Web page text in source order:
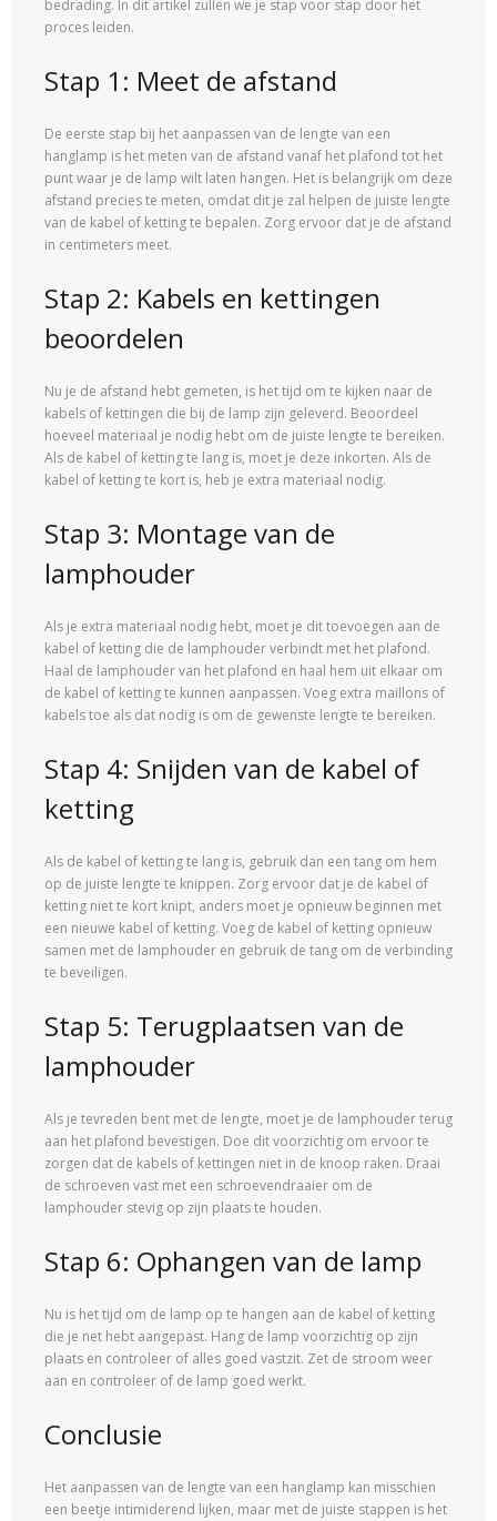
bedrading. In dit artikel zullen we je stap voor stap door het
proces leiden.
Stap 1: Meet de afstand
De eerste stap bij het aanpassen van de lengte van een
hanglamp is het meten van de afstand vanaf het plafond tot het
punt waar je de lamp wilt laten hangen. Het is belangrijk om deze
afstand precies te meten, omdat dit je zal helpen de juiste lengte
van de kabel of ketting te bepalen. Zorg ervoor dat je de afstand
in centimeters meet.
Stap 2: Kabels en kettingen
beoordelen
Nu je de afstand hebt gemeten, is het tijd om te kijken naar de
kabels of kettingen die bij de lamp zijn geleverd. Beoordeel
hoeveel materiaal je nodig hebt om de juiste lengte te bereiken.
Als de kabel of ketting te lang is, moet je deze inkorten. Als de
kabel of ketting te kort is, heb je extra materiaal nodig.
Stap 3: Montage van de
lamphouder
Als je extra materiaal nodig hebt, moet je dit toevoegen aan de
kabel of ketting die de lamphouder verbindt met het plafond.
Haal de lamphouder van het plafond en haal hem uit elkaar om
de kabel of ketting te kunnen aanpassen. Voeg extra maillons of
kabels toe als dat nodig is om de gewenste lengte te bereiken.
Stap 4: Snijden van de kabel of
ketting
Als de kabel of ketting te lang is, gebruik dan een tang om hem
op de juiste lengte te knippen. Zorg ervoor dat je de kabel of
ketting niet te kort knipt, anders moet je opnieuw beginnen met
een nieuwe kabel of ketting. Voeg de kabel of ketting opnieuw
samen met de lamphouder en gebruik de tang om de verbinding
te beveiligen.
Stap 5: Terugplaatsen van de
lamphouder
Als je tevreden bent met de lengte, moet je de lamphouder terug
aan het plafond bevestigen. Doe dit voorzichtig om ervoor te
zorgen dat de kabels of kettingen niet in de knoop raken. Draai
de schroeven vast met een schroevendraaier om de
lamphouder stevig op zijn plaats te houden.
Stap 6: Ophangen van de lamp
Nu is het tijd om de lamp op te hangen aan de kabel of ketting
die je net hebt aangepast. Hang de lamp voorzichtig op zijn
plaats en controleer of alles goed vastzit. Zet de stroom weer
aan en controleer of de lamp goed werkt.
Conclusie
Het aanpassen van de lengte van een hanglamp kan misschien
een beetje intimiderend lijken, maar met de juiste stappen is het